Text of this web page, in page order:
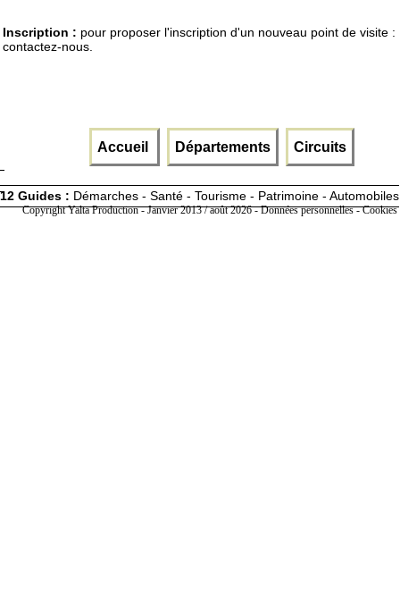
Inscription : pour proposer l'inscription d'un nouveau point de visite :
contactez-nous.
Accueil Départements Circuits
12 Guides : Démarches - Santé - Tourisme - Patrimoine - Automobiles
Copyright Yalta Production - Janvier 2013 / août 2026 -Données personnelles -